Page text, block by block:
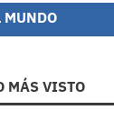
MUNDO
MÁS VISTO